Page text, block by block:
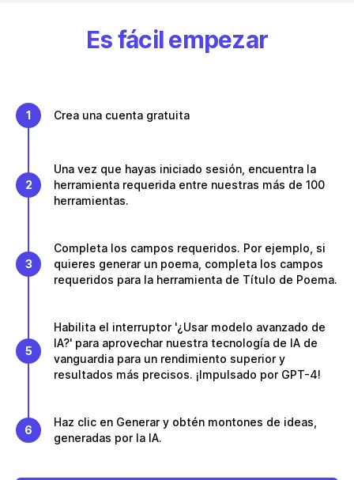
Es fácil empezar
1 Crea una cuenta gratuita
2
Una vez que hayas iniciado sesión, encuentra la
herramienta requerida entre nuestras más de 100
herramientas.
3
Completa los campos requeridos. Por ejemplo, si
quieres generar un poema, completa los campos
requeridos para la herramienta de Título de Poema.
5
Habilita el interruptor '¿Usar modelo avanzado de
IA?' para aprovechar nuestra tecnología de IA de
vanguardia para un rendimiento superior y
resultados más precisos. ¡Impulsado por GPT-4!
6
Haz clic en Generar y obtén montones de ideas,
generadas por la IA.